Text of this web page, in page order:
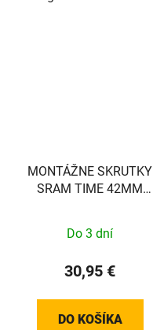
MONTÁŽNE SKRUTKY
SRAM TIME 42MM
Do 3 dní
30,95 €
DO KOŠÍKA